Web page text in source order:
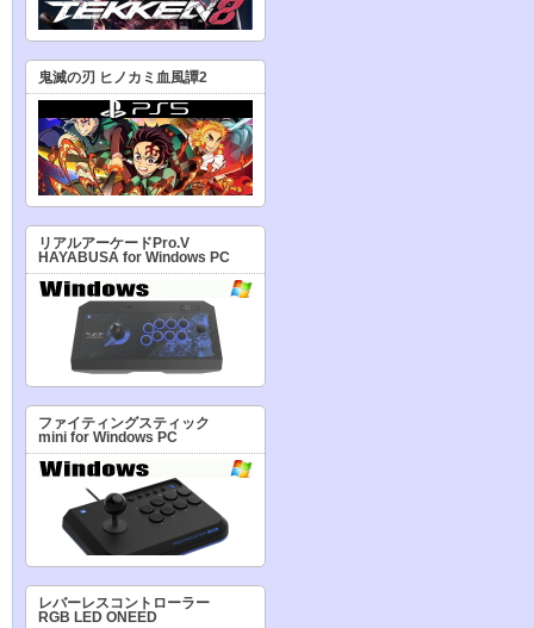
鬼滅の刃 ヒノカミ血風譚2
リアルアーケードPro.V
HAYABUSA for Windows PC
ファイティングスティック
mini for Windows PC
レバーレスコントローラー
RGB LED ONEED